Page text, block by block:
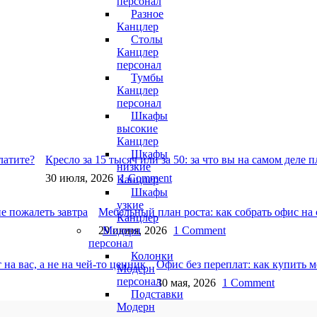
Разное
Канцлер
Столы
Канцлер
персонал
Тумбы
Канцлер
персонал
Шкафы
высокие
Канцлер
Шкафы
низкие
Канцлер
Шкафы
узкие
Канцлер
Модерн
персонал
Колонки
Модерн
персонал
Подставки
Модерн
Кресло за 15 тысяч или за 50: за что вы на самом деле
30 июля, 2026 1 Comment
Мебельный план роста: как собрать офис на
29 июня, 2026 1 Comment
Офис без переплат: как купить
30 мая, 2026 1 Comment